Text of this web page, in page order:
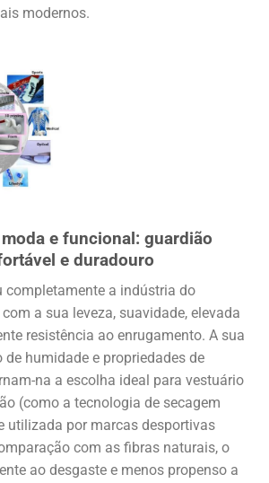
modernos.
e funcional: guardião
e duradouro
completamente a indústria do
a sua leveza, suavidade, elevada
resistência ao enrugamento. A sua
de humidade e propriedades de
na a escolha ideal para vestuário
(como a tecnologia de secagem
utilizada por marcas desportivas
com as fibras naturais, o
ao desgaste e menos propenso a